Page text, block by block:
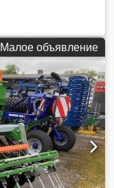
Малое объявление